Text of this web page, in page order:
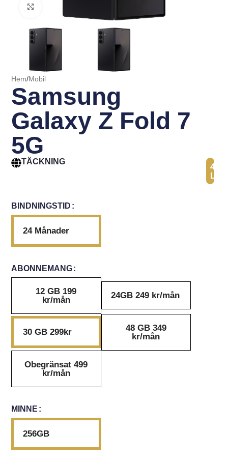
Hem/Mobil
Samsung
Galaxy Z Fold 7
5G
TÄCKNING
41
BINDNINGSTID
24 Månader
ABONNEMANG
12 GB 199
kr/mån
24GB 249 kr/mån
30 GB 299kr
48 GB 349
kr/mån
Obegränsat 499
kr/mån
MINNE
256GB